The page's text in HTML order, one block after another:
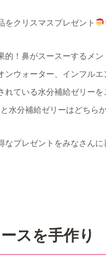
をクリスマスプレゼント
的！鼻がスースーするメ
ンウォーター、インフル
れている水分補給ゼリー
水分補給ゼリーはどちら
なプレゼントをみなさん
スを手作り